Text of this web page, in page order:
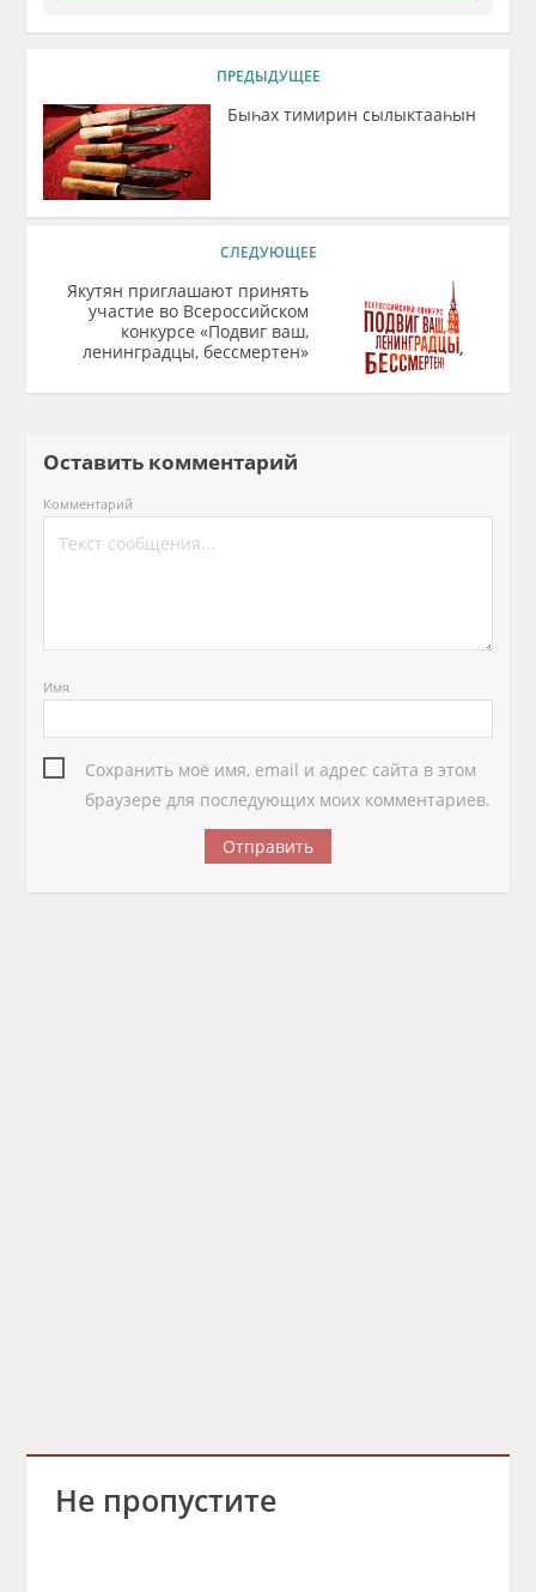
ПРЕДЫДУЩЕЕ
Быһах тимирин сылыктааһын
СЛЕДУЮЩЕЕ
Якутян приглашают принять
участие во Всероссийском
конкурсе «Подвиг ваш,
ленинградцы, бессмертен»
Оставить комментарий
Комментарий
Имя
Сохранить моё имя, email и адрес сайта в этом
браузере для последующих моих комментариев.
Не пропустите